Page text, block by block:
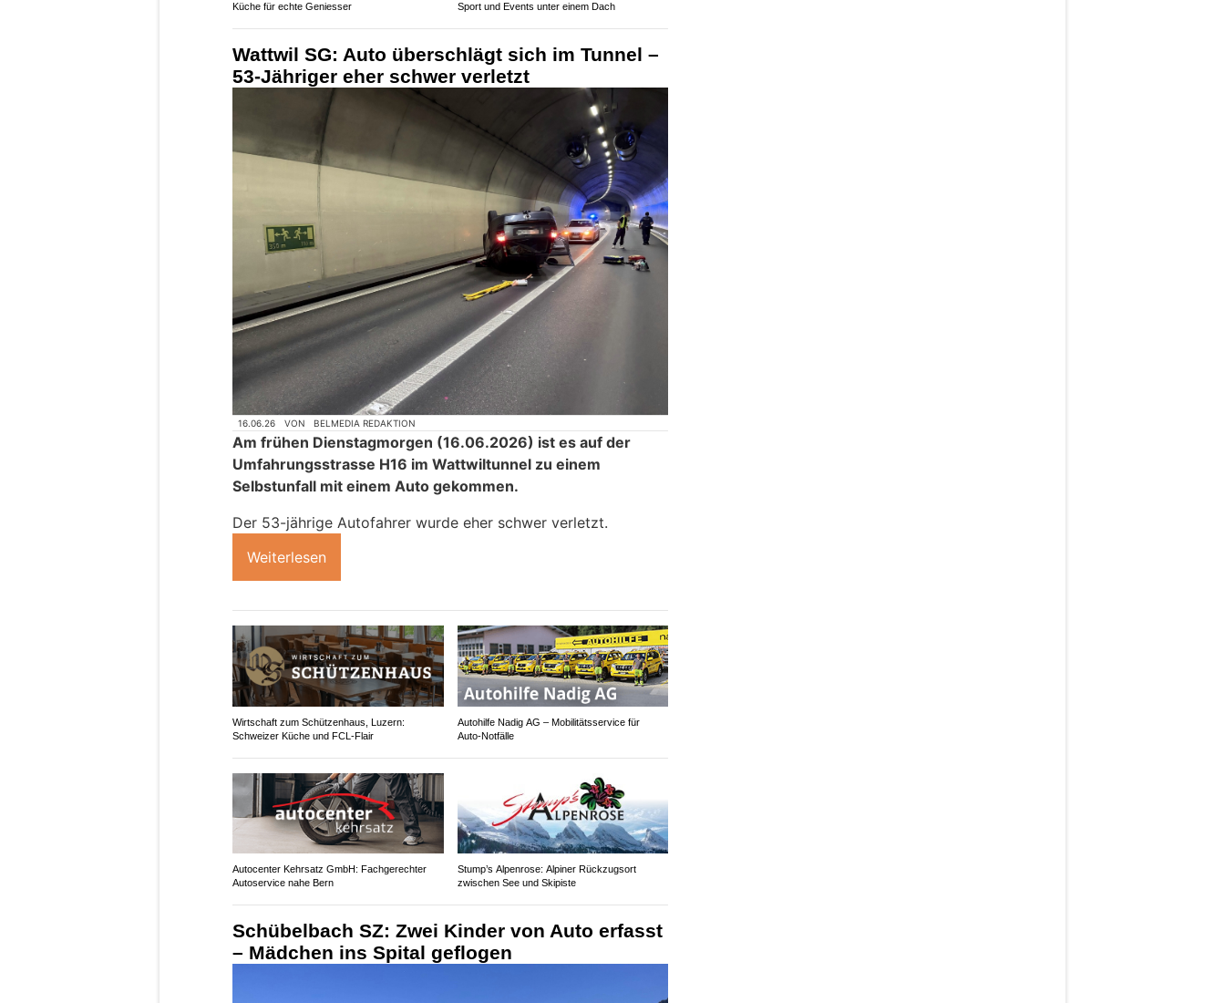
Küche für echte Geniesser
Sport und Events unter einem Dach
Wattwil SG: Auto überschlägt sich im Tunnel –
53-Jähriger eher schwer verletzt
16.06.26 VON BELMEDIA REDAKTION
Am frühen Dienstagmorgen (16.06.2026) ist es auf der
Umfahrungsstrasse H16 im Wattwiltunnel zu einem
Selbstunfall mit einem Auto gekommen.
Der 53-jährige Autofahrer wurde eher schwer verletzt.
Weiterlesen
Wirtschaft zum Schützenhaus, Luzern:
Schweizer Küche und FCL-Flair
Autohilfe Nadig AG – Mobilitätsservice für
Auto‑Notfälle
Autocenter Kehrsatz GmbH: Fachgerechter
Autoservice nahe Bern
Stump’s Alpenrose: Alpiner Rückzugsort
zwischen See und Skipiste
Schübelbach SZ: Zwei Kinder von Auto erfasst
– Mädchen ins Spital geflogen